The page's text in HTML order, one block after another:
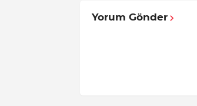
Yorum Gönder